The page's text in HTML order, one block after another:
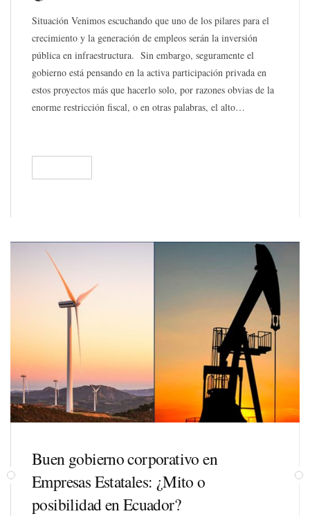
Situación Venimos escuchando que uno de los pilares para el
crecimiento y la generación de empleos serán la inversión
pública en infraestructura. Sin embargo, seguramente el
gobierno está pensando en la activa participación privada en
estos proyectos más que hacerlo solo, por razones obvias de la
enorme restricción fiscal, o en otras palabras, el alto…
Buen gobierno corporativo en
Empresas Estatales: ¿Mito o
posibilidad en Ecuador?